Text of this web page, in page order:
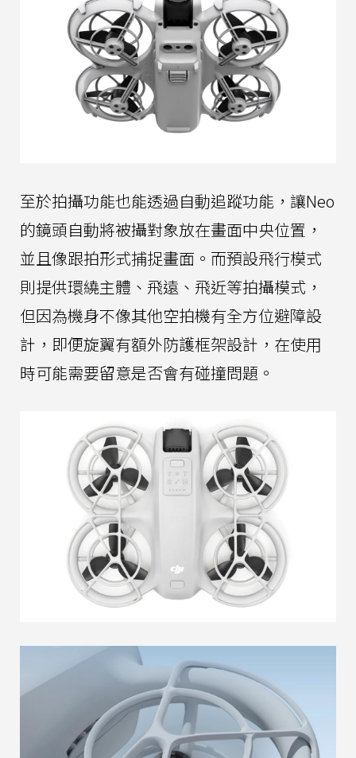
至於拍攝功能也能透過自動追蹤功能，讓Neo
的鏡頭自動將被攝對象放在畫面中央位置，
並且像跟拍形式捕捉畫面。而預設飛行模式
則提供環繞主體、飛遠、飛近等拍攝模式，
但因為機身不像其他空拍機有全方位避障設
計，即便旋翼有額外防護框架設計，在使用
時可能需要留意是否會有碰撞問題。